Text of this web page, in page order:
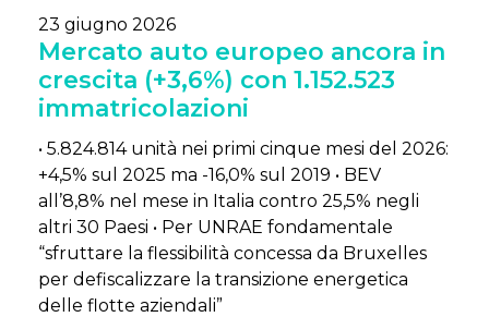
23 giugno 2026
Mercato auto europeo ancora in
crescita (+3,6%) con 1.152.523
immatricolazioni
• 5.824.814 unità nei primi cinque mesi del 2026:
+4,5% sul 2025 ma -16,0% sul 2019 • BEV
all’8,8% nel mese in Italia contro 25,5% negli
altri 30 Paesi • Per UNRAE fondamentale
“sfruttare la flessibilità concessa da Bruxelles
per defiscalizzare la transizione energetica
delle flotte aziendali”